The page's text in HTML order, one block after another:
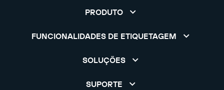
PRODUTO
FUNCIONALIDADES DE ETIQUETAGEM
SOLUÇÕES
SUPORTE